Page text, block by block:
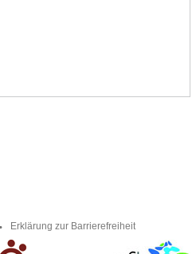
Erklärung zur Barrierefreiheit